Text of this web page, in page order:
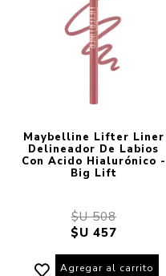
Maybelline Lifter Liner
Delineador De Labios
Con Acido Hialurónico -
Big Lift
$U 508
$U 457
Agregar al carrito